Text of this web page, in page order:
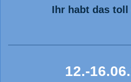
Ihr habt das toll
12.-